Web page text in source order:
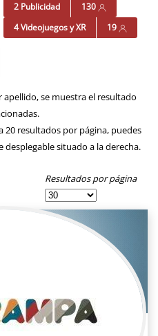
2 Publicidad
130
4 Videojuegos y XR
19
se muestra el resultado
20 resultados por página, puedes
situado a la derecha.
Resultados por página